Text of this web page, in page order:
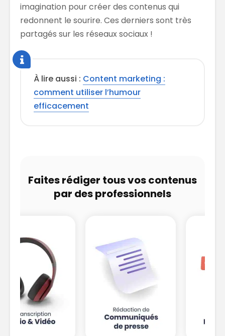
imagination pour créer des contenus qui
redonnent le sourire. Ces derniers sont très
partagés sur les réseaux sociaux !
À lire aussi : Content marketing :
comment utiliser l’humour
efficacement
Faites rédiger tous vos contenus
par des professionnels